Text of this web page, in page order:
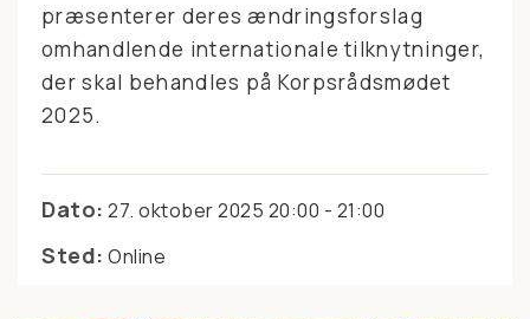
præsenterer deres ændringsforslag
omhandlende internationale tilknytninger,
der skal behandles på Korpsrådsmødet
2025.
Dato: 27. oktober 2025 20:00 - 21:00
Sted: Online